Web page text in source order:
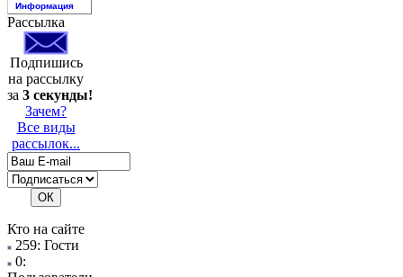
Информация
Рассылка
Подпишись
на рассылку
за 3 секунды!
Зачем?
Все виды
рассылок...
Кто на сайте
259: Гости
0: